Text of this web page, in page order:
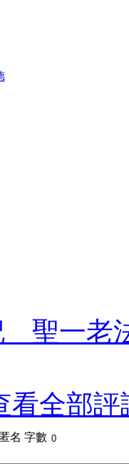
聖一老
看全部評
匿名 字數